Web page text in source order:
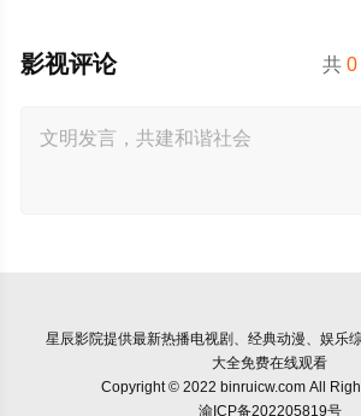
共0
影视评论
星辰影院提供最新热播电视剧、经典动漫、娱乐
大全免费在线观看
Copyright © 2022 binruicw.com All
渝ICP备202205819号